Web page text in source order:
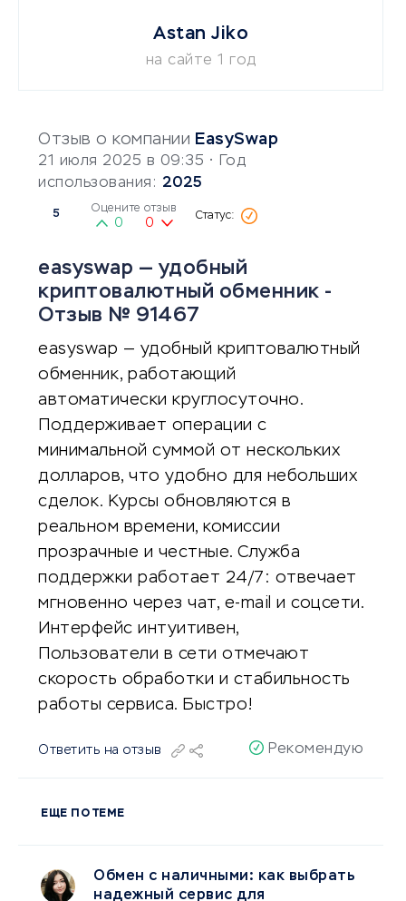
Отзыв о компании EasySwap
21 июля 2025 в 09:35 • Год
использования: 2025
5 Оцените отзыв
0 0
easyswap — удобный
криптовалютный обменник -
Отзыв № 91467
easyswap — удобный криптовалютный
обменник, работающий
автоматически круглосуточно.
Поддерживает операции с
минимальной суммой от нескольких
долларов, что удобно для небольших
сделок. Курсы обновляются в
реальном времени, комиссии
прозрачные и честные. Служба
поддержки работает 24/7: отвечает
мгновенно через чат, e-mail и соцсети.
Интерфейс интуитивен,
Пользователи в сети отмечают
скорость обработки и стабильность
работы сервиса. Быстро!
Ответить на отзыв Рекомендую
ЕЩЕ ПО ТЕМЕ
Обмен с наличными: как выбрать
надежный сервис для
Astan Jiko
на сайте 1 год